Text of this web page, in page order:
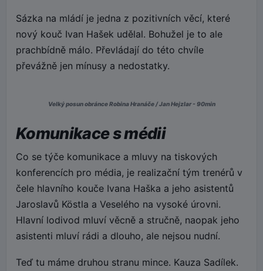
Sázka na mládí je jedna z pozitivních věcí, které
nový kouč Ivan Hašek udělal. Bohužel je to ale
prachbídně málo. Převládají do této chvíle
převážně jen mínusy a nedostatky.
Velký posun obránce Robina Hranáče / Jan Hejzlar - 90min
Komunikace s médii
Co se týče komunikace a mluvy na tiskových
konferencích pro média, je realizační tým trenérů v
čele hlavního kouče Ivana Haška a jeho asistentů
Jaroslavů Köstla a Veselého na vysoké úrovni.
Hlavní lodivod mluví věcně a stručně, naopak jeho
asistenti mluví rádi a dlouho, ale nejsou nudní.
Teď tu máme druhou stranu mince. Kauza Sadílek.